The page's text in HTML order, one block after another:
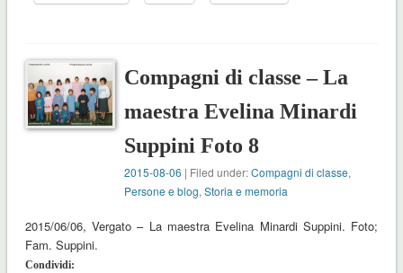
Compagni di classe – La
maestra Evelina Minardi
Suppini Foto 8
2015-08-06 | Filed under:Compagni di classe,
Persone e blog,Storia e memoria
2015/06/06, Vergato – La maestra Evelina Minardi Suppini. Foto;
Fam. Suppini.
Condividi: